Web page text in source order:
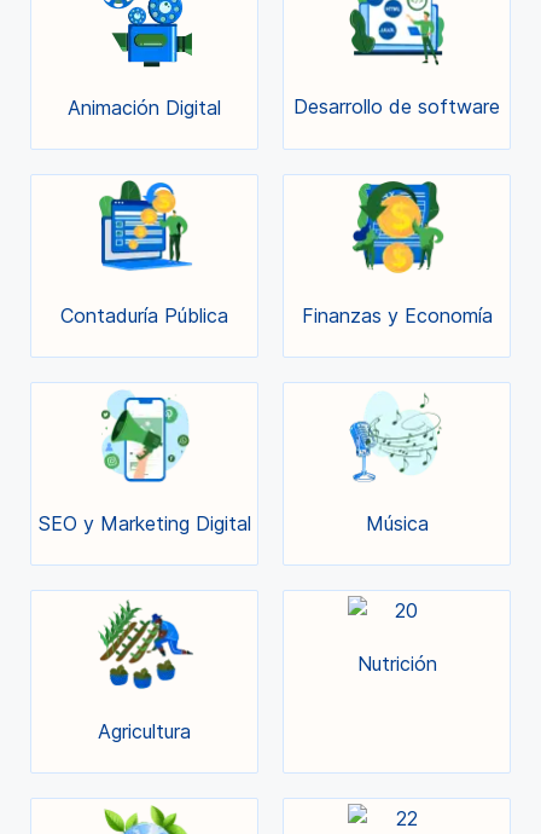
Animación Digital Desarrollo de software
Contaduría Pública Finanzas y Economía
SEO y Marketing Digital Música
Agricultura
Nutrición